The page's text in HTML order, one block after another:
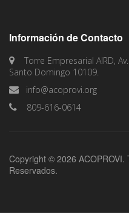
Información de Contacto
Torre Empresarial AIRD,
Santo Domingo 10109.
info@acoprovi.org
809-616-0614
Copyright © 2026 ACOPROVI.
Reservados.